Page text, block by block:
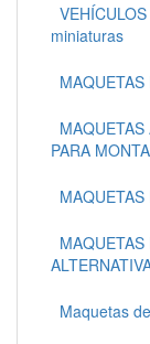
miniaturas
PARA
Maquetas